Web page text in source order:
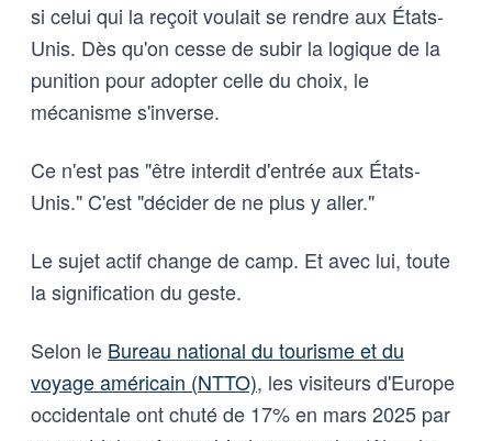
si celui qui la reçoit voulait se rendre aux États-
Unis. Dès qu'on cesse de subir la logique de la
punition pour adopter celle du choix, le
mécanisme s'inverse.
Ce n'est pas "être interdit d'entrée aux États-
Unis." C'est "décider de ne plus y aller."
Le sujet actif change de camp. Et avec lui, toute
la signification du geste.
Selon le Bureau national du tourisme et du
voyage américain (NTTO), les visiteurs d'Europe
occidentale ont chuté de 17% en mars 2025 par